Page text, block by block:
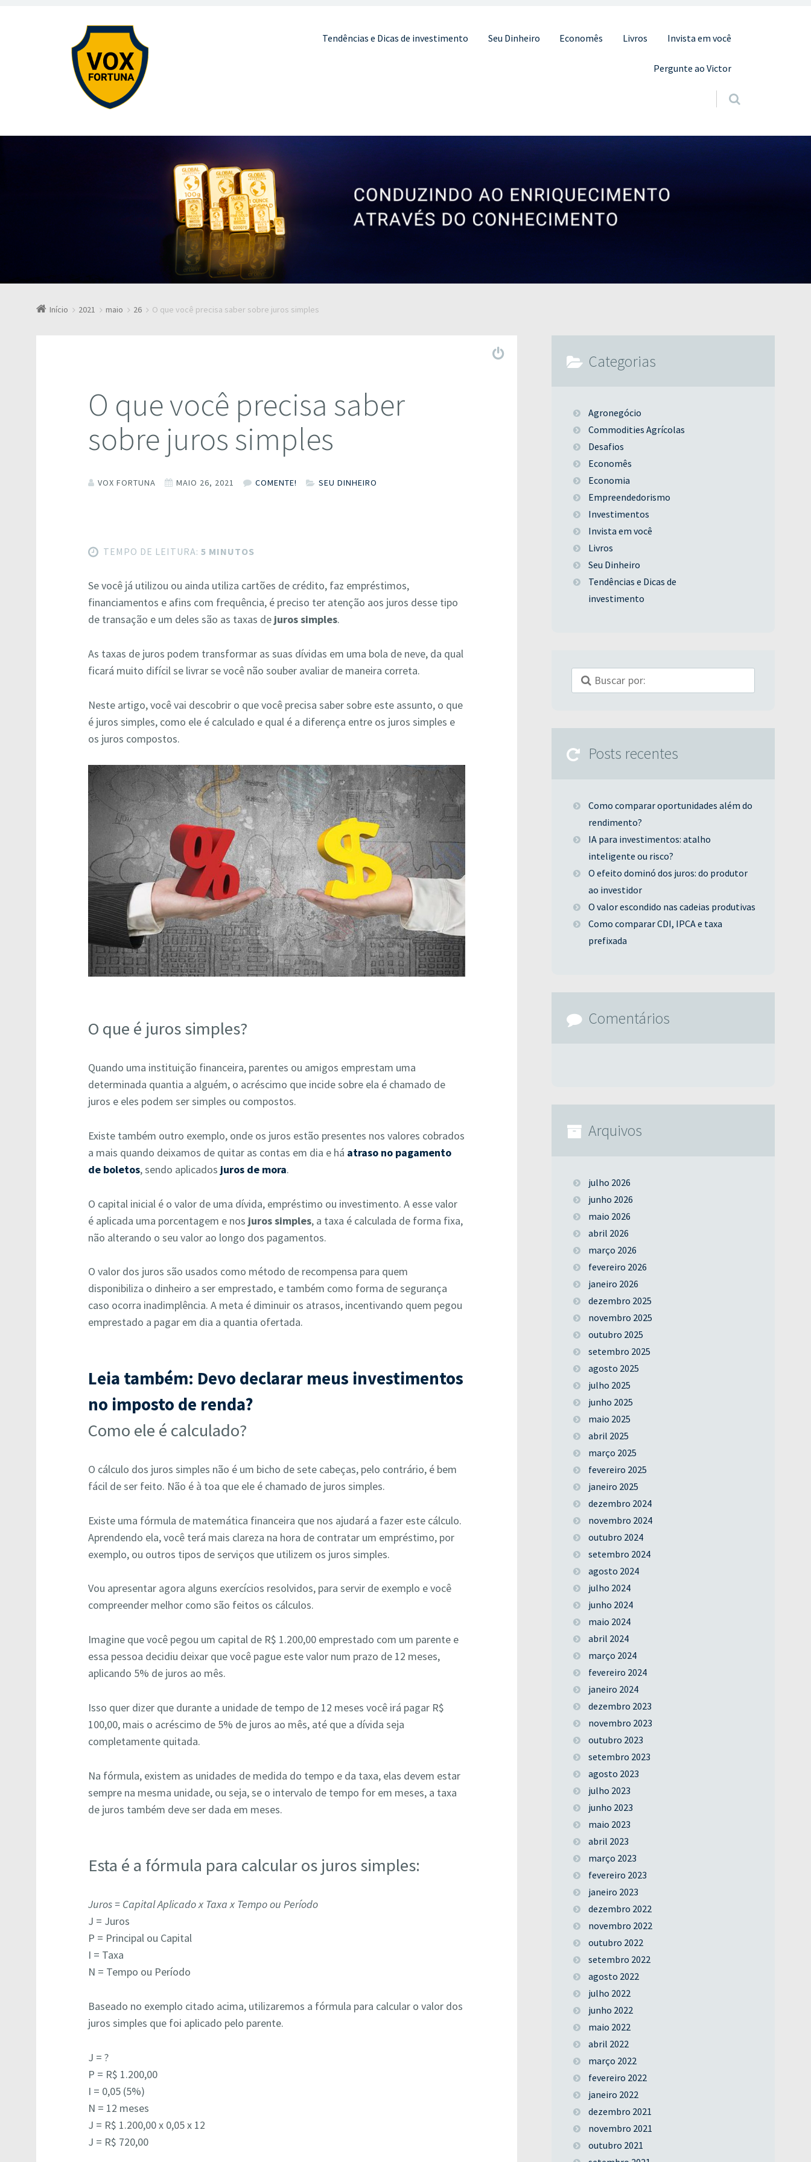
Pular para o conteúdo
Tendências e Dicas de investimento Seu Dinheiro Economês Livros Invista em você
Pergunte ao Victor
Início 2021 maio 26 O que você precisa saber sobre juros simples
O que você precisa saber
sobre juros simples
VOX FORTUNA MAIO 26, 2021 COMENTE! SEU DINHEIRO
TEMPO DE LEITURA: 5 MINUTOS
Se você já utilizou ou ainda utiliza cartões de crédito, faz empréstimos,
financiamentos e afins com frequência, é preciso ter atenção aos juros desse tipo
de transação e um deles são as taxas de juros simples.
As taxas de juros podem transformar as suas dívidas em uma bola de neve, da qual
ficará muito difícil se livrar se você não souber avaliar de maneira correta.
Neste artigo, você vai descobrir o que você precisa saber sobre este assunto, o que
é juros simples, como ele é calculado e qual é a diferença entre os juros simples e
os juros compostos.
O que é juros simples?
Quando uma instituição financeira, parentes ou amigos emprestam uma
determinada quantia a alguém, o acréscimo que incide sobre ela é chamado de
juros e eles podem ser simples ou compostos.
Existe também outro exemplo, onde os juros estão presentes nos valores cobrados
a mais quando deixamos de quitar as contas em dia e há atraso no pagamento
de boletos, sendo aplicados juros de mora.
O capital inicial é o valor de uma dívida, empréstimo ou investimento. A esse valor
é aplicada uma porcentagem e nos juros simples, a taxa é calculada de forma fixa,
não alterando o seu valor ao longo dos pagamentos.
O valor dos juros são usados como método de recompensa para quem
disponibiliza o dinheiro a ser emprestado, e também como forma de segurança
caso ocorra inadimplência. A meta é diminuir os atrasos, incentivando quem pegou
emprestado a pagar em dia a quantia ofertada.
Leia também: Devo declarar meus investimentos
no imposto de renda?
Como ele é calculado?
O cálculo dos juros simples não é um bicho de sete cabeças, pelo contrário, é bem
fácil de ser feito. Não é à toa que ele é chamado de juros simples.
Existe uma fórmula de matemática financeira que nos ajudará a fazer este cálculo.
Aprendendo ela, você terá mais clareza na hora de contratar um empréstimo, por
exemplo, ou outros tipos de serviços que utilizem os juros simples.
Vou apresentar agora alguns exercícios resolvidos, para servir de exemplo e você
compreender melhor como são feitos os cálculos.
Imagine que você pegou um capital de R$ 1.200,00 emprestado com um parente e
essa pessoa decidiu deixar que você pague este valor num prazo de 12 meses,
aplicando 5% de juros ao mês.
Isso quer dizer que durante a unidade de tempo de 12 meses você irá pagar R$
100,00, mais o acréscimo de 5% de juros ao mês, até que a dívida seja
completamente quitada.
Na fórmula, existem as unidades de medida do tempo e da taxa, elas devem estar
sempre na mesma unidade, ou seja, se o intervalo de tempo for em meses, a taxa
de juros também deve ser dada em meses.
Esta é a fórmula para calcular os juros simples:
Juros = Capital Aplicado x Taxa x Tempo ou Período
J = Juros
P = Principal ou Capital
I = Taxa
N = Tempo ou Período
Baseado no exemplo citado acima, utilizaremos a fórmula para calcular o valor dos
juros simples que foi aplicado pelo parente.
J = ?
P = R$ 1.200,00
I = 0,05 (5%)
N = 12 meses
J = R$ 1.200,00 x 0,05 x 12
J = R$ 720,00
Categorias
Agronegócio
Commodities Agrícolas
Desafios
Economês
Economia
Empreendedorismo
Investimentos
Invista em você
Livros
Seu Dinheiro
Tendências e Dicas de
investimento
Posts recentes
Como comparar oportunidades além do
rendimento?
IA para investimentos: atalho
inteligente ou risco?
O efeito dominó dos juros: do produtor
ao investidor
O valor escondido nas cadeias produtivas
Como comparar CDI, IPCA e taxa
prefixada
Comentários
Arquivos
julho 2026
junho 2026
maio 2026
abril 2026
março 2026
fevereiro 2026
janeiro 2026
dezembro 2025
novembro 2025
outubro 2025
setembro 2025
agosto 2025
julho 2025
junho 2025
maio 2025
abril 2025
março 2025
fevereiro 2025
janeiro 2025
dezembro 2024
novembro 2024
outubro 2024
setembro 2024
agosto 2024
julho 2024
junho 2024
maio 2024
abril 2024
março 2024
fevereiro 2024
janeiro 2024
dezembro 2023
novembro 2023
outubro 2023
setembro 2023
agosto 2023
julho 2023
junho 2023
maio 2023
abril 2023
março 2023
fevereiro 2023
janeiro 2023
dezembro 2022
novembro 2022
outubro 2022
setembro 2022
agosto 2022
julho 2022
junho 2022
maio 2022
abril 2022
março 2022
fevereiro 2022
janeiro 2022
dezembro 2021
novembro 2021
outubro 2021